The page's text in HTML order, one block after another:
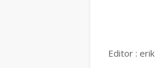
Editor : erik